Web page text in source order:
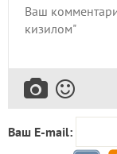
Ваш E-mail: